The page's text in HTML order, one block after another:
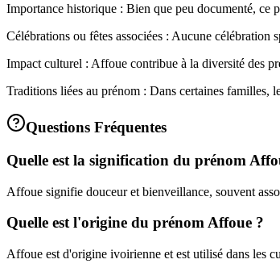
Importance historique : Bien que peu documenté, ce
Célébrations ou fêtes associées : Aucune célébration
Impact culturel : Affoue contribue à la diversité des
Traditions liées au prénom : Dans certaines familles,
Questions Fréquentes
Quelle est la signification du prénom
Affoue signifie douceur et bienveillance, souvent
Quelle est l'origine du prénom Affoue ?
Affoue est d'origine ivoirienne et est utilisé dans les